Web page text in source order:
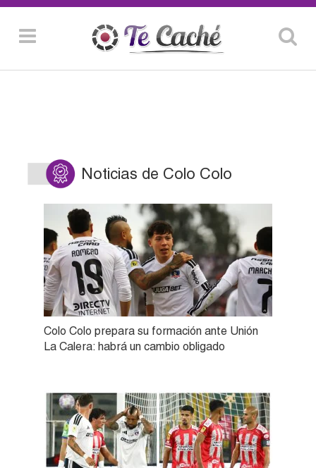
Noticias de Colo Colo
Colo Colo prepara su formación ante Unión
La Calera: habrá un cambio obligado